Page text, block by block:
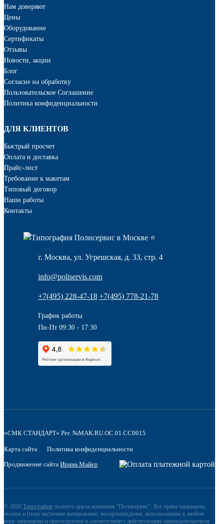
г. Москва, ул. Угрешская, д. 33, стр. 4
info@poliservis.com
+7(495) 228-47-18 +7(495) 778-21-78
График работы
Пн-Пт 09:30 - 17:30
Нам доверяют
Цены
Оборудование
Сертификаты
Отзывы
Новости, акции
Блог
Cогласие на обработку
Пользовательское Соглашение
Политика конфиденциальности
ДЛЯ КЛИЕНТОВ
Быстрый просчет
Оплата и доставка
Прайс-лист
Требование к макетам
Типовый договор
Наши работы
Контакты
«СМК СТАНДАРТ» Рег. №MAK.RU.OC.01.CC0015
Карта сайта Политика конфиденциальности
Продвижение сайта Ирина Майер
© 2026 Типография полного цикла компания "Полисервис". Все права защищены,
полное и (или) частичное копирование, воспроизведение, использование в любом
виде запрещены и преследуются в соответствии с действующим законодательством